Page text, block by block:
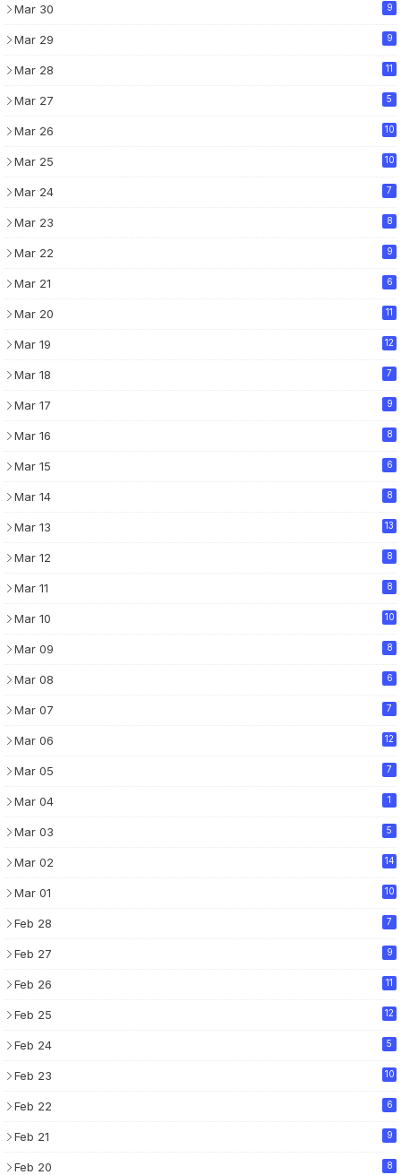
Mar 30 9
Mar 29 9
Mar 28 11
Mar 27 5
Mar 26 10
Mar 25 10
Mar 24 7
Mar 23 8
Mar 22 9
Mar 21 6
Mar 20 11
Mar 19 12
Mar 18 7
Mar 17 9
Mar 16 8
Mar 15 6
Mar 14 8
Mar 13 13
Mar 12 8
Mar 11 8
Mar 10 10
Mar 09 8
Mar 08 6
Mar 07 7
Mar 06 12
Mar 05 7
Mar 04 1
Mar 03 5
Mar 02 14
Mar 01 10
Feb 28 7
Feb 27 9
Feb 26 11
Feb 25 12
Feb 24 5
Feb 23 10
Feb 22 6
Feb 21 9
Feb 20 8